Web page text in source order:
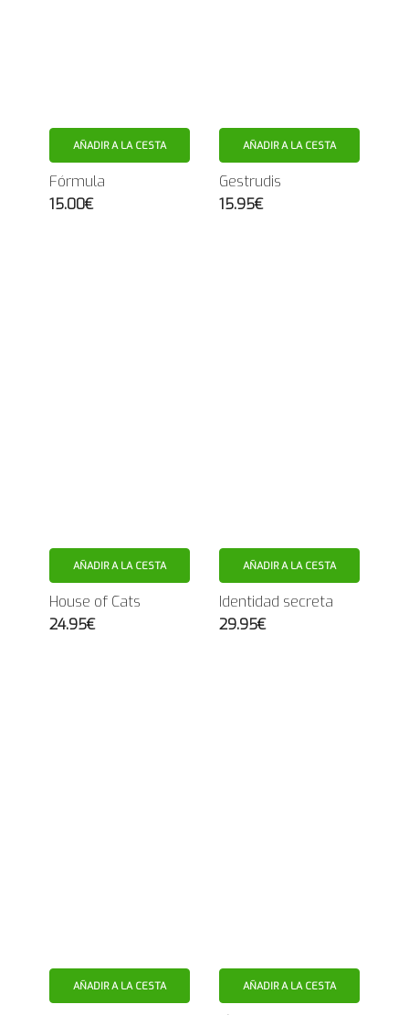
AÑADIR A LA CESTA
Fórmula
15.00€
AÑADIR A LA CESTA
Gestrudis
15.95€
AÑADIR A LA CESTA
House of Cats
24.95€
AÑADIR A LA CESTA
Identidad secreta
29.95€
AÑADIR A LA CESTA AÑADIR A LA CESTA